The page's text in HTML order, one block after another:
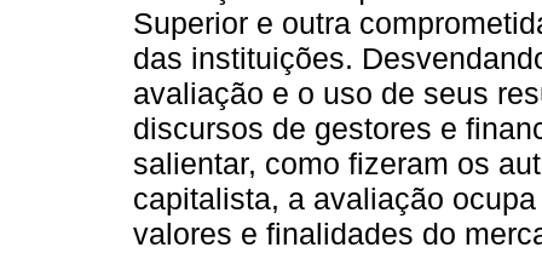
Superior e outra
das instituições.
avaliação e o uso de seus
discursos de gestores e
salientar, como fizeram os
capitalista, a avaliação
valores e finalidades do